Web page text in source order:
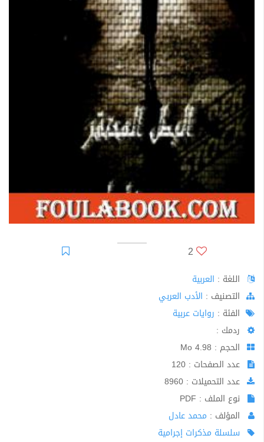
2
اللغة : العربية
اﻟﺘﺼﻨﻴﻒ : الأدب العربي
الفئة : روايات عربية
ردمك :
الحجم : 4.98 Mo
عدد الصفحات : 120
عدد التحميلات : 8960
نوع الملف : PDF
المؤلف : محمد عادل
سلسلة مذكرات إجرامية